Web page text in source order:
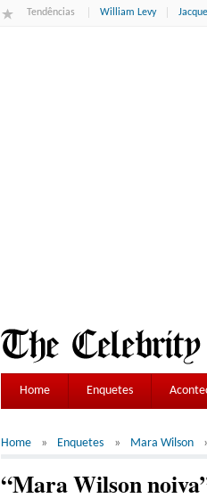
Tendências William Levy
Home Enquetes
Home Enquetes Mara Wilson
“Mara Wilson